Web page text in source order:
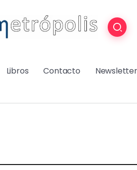
Libros Contacto Newsletter